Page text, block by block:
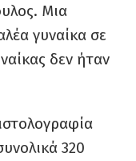
Μια
γυναίκα σε
δεν ήταν
320